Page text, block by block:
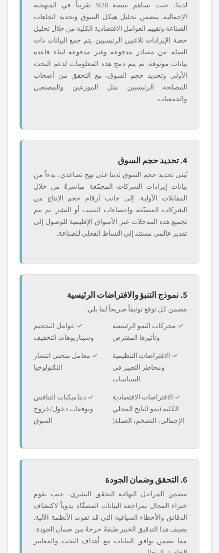
لدينا، حيث يساهم بنسبة 20% تقريباً في المنهجية
الإجمالية. يتضمن تحليل هيكل السوق وتحديد اتجاهات
الصناعة وتقييم العوامل الاقتصادية الكلية من خلال تحليل
حصة الإيرادات للاعبين الرئيسيين. يتم جمع البيانات ذات
الصلة من مصادر مدفوعة وغير مدفوعة لبناء قاعدة
بيانات موثوقة. ثم يتم دمج هذه المعلومات لدعم البحث
الأولي وتحديد حجم السوق، مع التحقق من أصحاب
المصلحة الرئيسيين مثل الموزعين والمصنعين
والجمعيات.
4. تحديد حجم السوق
يُبنى تحديد حجم السوق لدينا على نهج تصاعدي، بدءاً من
بيانات إيرادات الشركات المجمّعة مباشرةً من خلال
المقابلات الأولية، إلى جانب أرقام حجم الإنتاج من
الشركات المصنّعة وإحصاءات التثبيت أو النشر. ثم يتم
تجميع هذه المدخلات عبر الأسواق الإقليمية للوصول إلى
تقدير عالمي مستند إلى النشاط الفعلي للصناعة.
5. نموذج التنبؤ والافتراضات الرئيسية
يتضمن كل توقع توثيقاً صريحاً لما يلي:
✓ محركات النمو الرئيسية
وتأثيرها المفترض
✓ عوامل التحجيم
وسيناريوهات التخفيف
✓ الافتراضات التنظيمية
ومخاطر التغيير في
السياسات
✓ معامل منحنى انتشار
التكنولوجيا
✓ الافتراضات الاقتصادية
الكلية (نمو الناتج المحلي
الإجمالي، التضخم، العملة)
✓ ديناميكيات التنافس
وتوقعات دخول/خروج
السوق
6. التحقق وضمان الجودة
تتضمن المراحل النهائية التحقق البشري، حيث يقوم
خبراء المجال بمراجعة البيانات المصفّاة يدوياً لاكتشاف
الدقائق والأخطاء السياقية التي قد تفوت الأنظمة الآلية.
يضيف هذا التدقيق الخبير طبقةً حرجةً من ضمان الجودة،
مما يضمن توافق البيانات مع أهداف البحث والمعايير